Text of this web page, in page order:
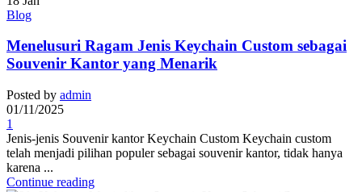
Blog
Menelusuri Ragam Jenis Keychain Custom sebagai
Souvenir Kantor yang Menarik
Posted by admin
01/11/2025
1
Jenis-jenis Souvenir kantor Keychain Custom Keychain custom
telah menjadi pilihan populer sebagai souvenir kantor, tidak hanya
karena ...
Continue reading